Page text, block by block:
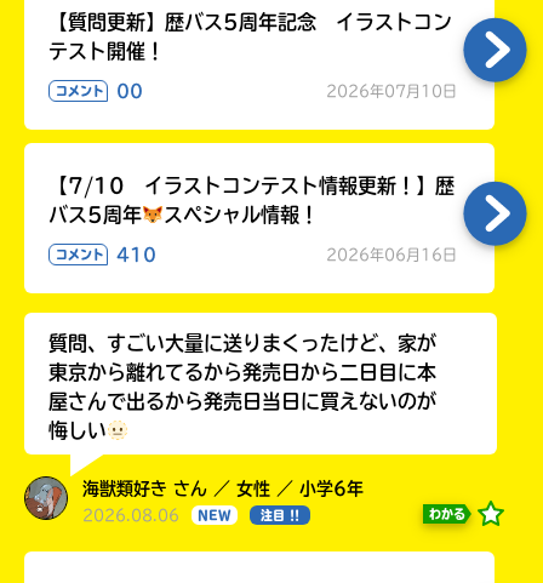
【質問更新】歴バス5周年記念 イラストコン
テスト開催！
コメント 00 2026年07月10日
【7/10 イラストコンテスト情報更新！】歴
バス5周年
スペシャル情報！
コメント 410 2026年06月16日
質問、すごい大量に送りまくったけど、家が
東京から離れてるから発売日から二日目に本
屋さんで出るから発売日当日に買えないのが
悔しい
海獣類好き さん ／ 女性 ／ 小学6年
2026.08.06 NEW 注目 !! わかる